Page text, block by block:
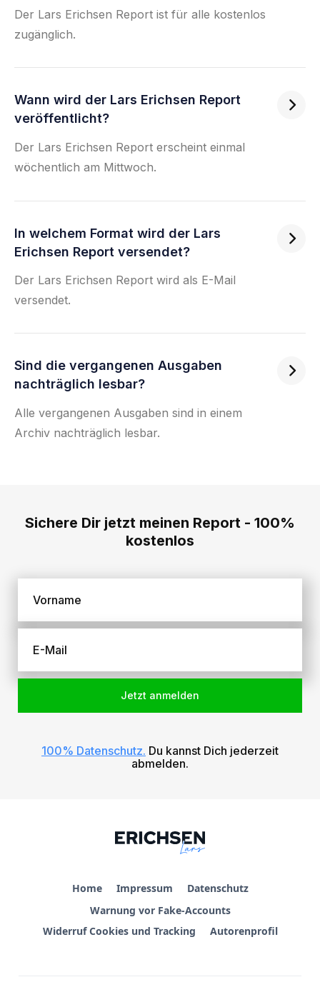
Der Lars Erichsen Report ist für alle kostenlos
zugänglich.
Wann wird der Lars Erichsen Report
veröffentlicht?
Der Lars Erichsen Report erscheint einmal
wöchentlich am Mittwoch.

In welchem Format wird der Lars
Erichsen Report versendet?
Der Lars Erichsen Report wird als E-Mail
versendet.

Sind die vergangenen Ausgaben
nachträglich lesbar?
Alle vergangenen Ausgaben sind in einem
Archiv nachträglich lesbar.

Sichere Dir jetzt meinen Report - 100%
kostenlos
100% Datenschutz. Du kannst Dich jederzeit
abmelden.
Home Impressum
Datenschutz
Warnung vor Fake-Accounts
Widerruf Cookies und Tracking
Autorenprofil